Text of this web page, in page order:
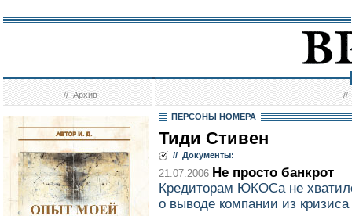
//Архив //
ПЕРСОНЫ НОМЕРА
Тиди Стивен
// Документы:
21.07.2006 Не просто банкрот
Кредиторам ЮКОСа не
о выводе компании из кризиса